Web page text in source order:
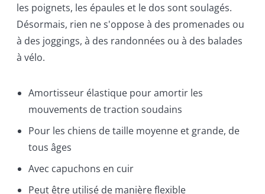
les poignets, les épaules et le dos sont soulagés.
Désormais, rien ne s'oppose à des promenades ou
à des joggings, à des randonnées ou à des balades
à vélo.
Amortisseur élastique pour amortir les
mouvements de traction soudains
Pour les chiens de taille moyenne et grande, de
tous âges
Avec capuchons en cuir
Peut être utilisé de manière flexible